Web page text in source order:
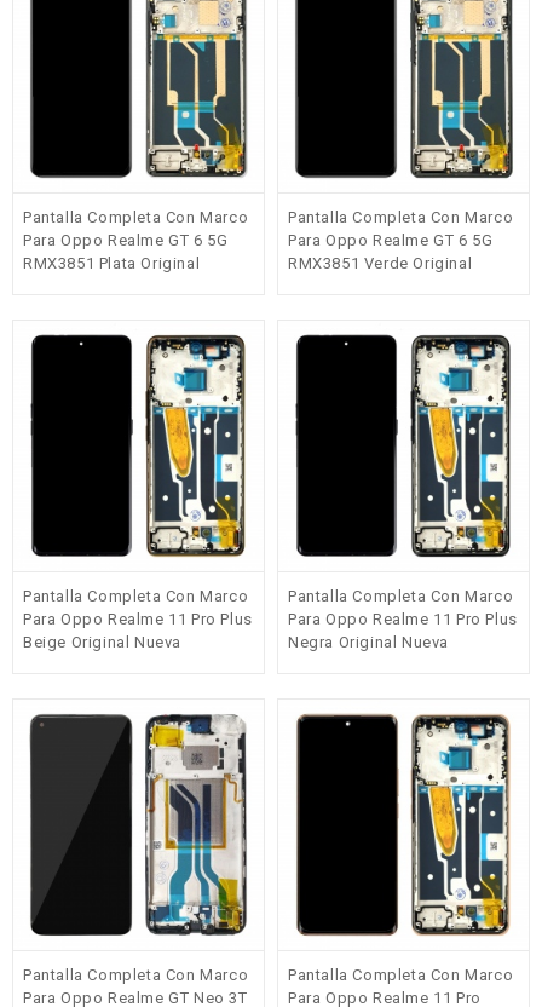
Pantalla Completa Con Marco
Para Oppo Realme GT 6 5G
RMX3851 Plata Original
Pantalla Completa Con Marco
Para Oppo Realme GT 6 5G
RMX3851 Verde Original
Pantalla Completa Con Marco
Para Oppo Realme 11 Pro Plus
Beige Original Nueva
Pantalla Completa Con Marco
Para Oppo Realme 11 Pro Plus
Negra Original Nueva
Pantalla Completa Con Marco
Para Oppo Realme GT Neo 3T
Pantalla Completa Con Marco
Para Oppo Realme 11 Pro